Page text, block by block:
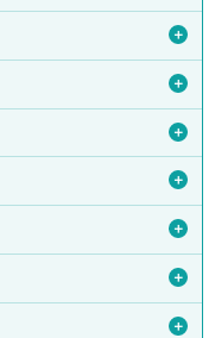
＋
＋
＋
＋
＋
＋
＋